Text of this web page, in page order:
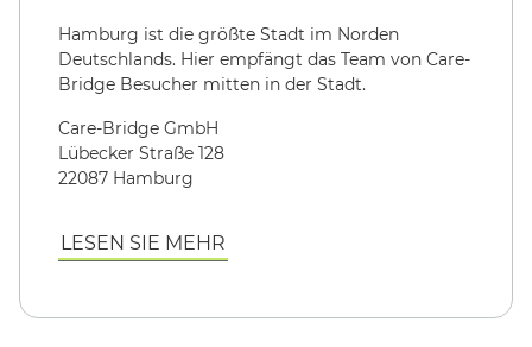
Hamburg ist die größte Stadt im Norden
Deutschlands. Hier empfängt das Team von Care-
Bridge Besucher mitten in der Stadt.
Care-Bridge GmbH
Lübecker Straße 128
22087 Hamburg
LESEN SIE MEHR